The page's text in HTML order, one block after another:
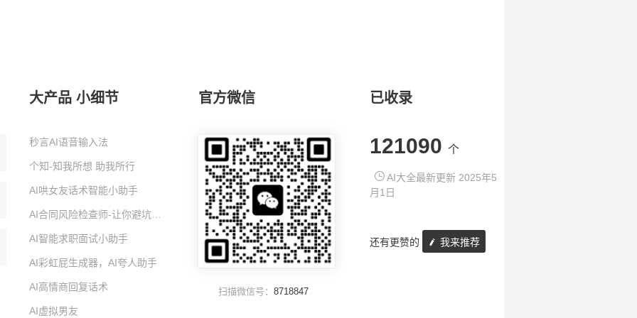
大产品 小细节
秒言AI语音输入法
个知-知我所想 助我所行
AI哄女友话术智能小助手
AI智能求职面试小助手
AI彩虹屁生成器，AI夸人助手
AI高情商回复话术
AI虚拟男友
官方微信
扫描微信号： 8718847
已收录
121090 个
AI大全最新更新 2025年5
月1日
还有更赞的 我来推荐